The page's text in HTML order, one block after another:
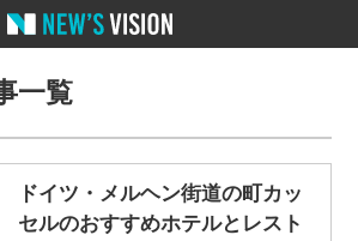
一覧
ドイツ・メルヘン街道の町カッ
セルのおすすめホテルとレスト